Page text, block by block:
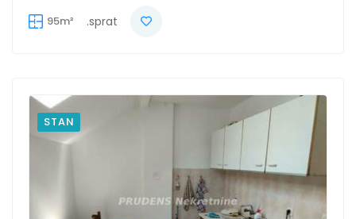
95m² .sprat
STAN